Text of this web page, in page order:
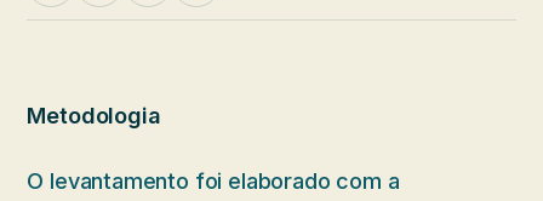
Metodologia
O levantamento foi elaborado com a